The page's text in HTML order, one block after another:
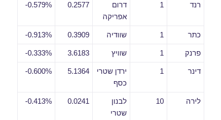
רנד 1
דרום
אפריקה
0.2577
0.579%-
כתר 1 שוודיה 0.3909
0.913%-
פרנק 1 שוויץ 3.6183
0.333%-
דינר 1
ירדן שטרי
כסף
5.1364
0.600%-
לירה 10
לבנון
שטרי
0.0241
0.413%-